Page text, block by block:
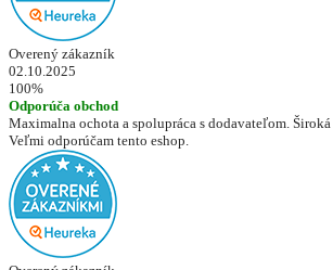
Overený zákazník
02.10.2025
100%
Odporúča obchod
Maximalna ochota a spolupráca s dodavateľom.
Veľmi odporúčam tento eshop.